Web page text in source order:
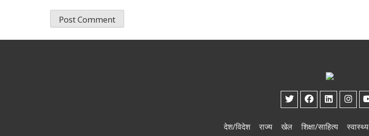
देश/विदेश राज्य खेल शिक्षा/साहित्य स्वास्थ्य